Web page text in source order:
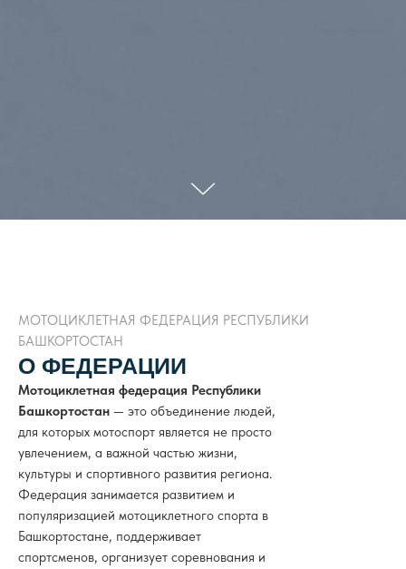
МОТОЦИКЛЕТНАЯ ФЕДЕРАЦИЯ РЕСПУБЛИКИ
БАШКОРТОСТАН
О ФЕДЕРАЦИИ
Мотоциклетная федерация Республики
Башкортостан — это объединение людей,
для которых мотоспорт является не просто
увлечением, а важной частью жизни,
культуры и спортивного развития региона.
Федерация занимается развитием и
популяризацией мотоциклетного спорта в
Башкортостане, поддерживает
спортсменов, организует соревнования и